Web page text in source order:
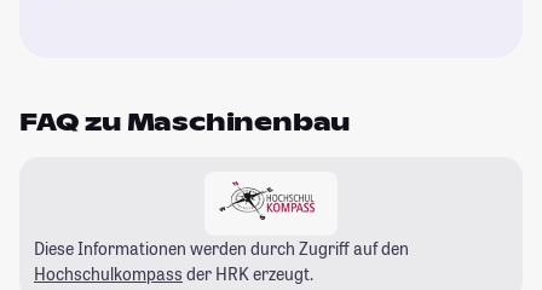
FAQ zu Maschinenbau
Diese Informationen werden durch Zugriff auf den
Hochschulkompass der HRK erzeugt.